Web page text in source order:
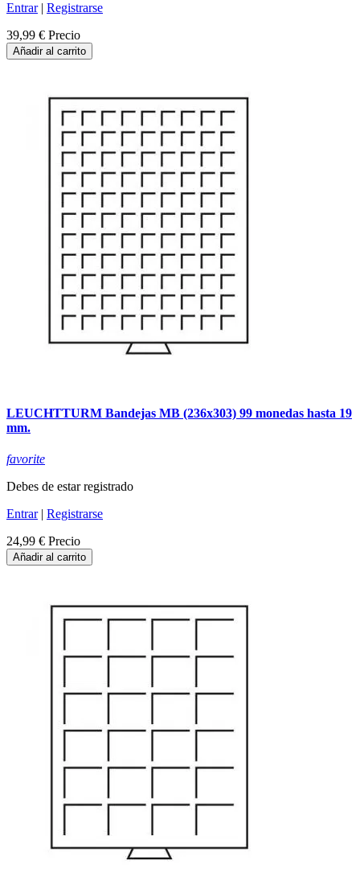
Entrar| Registrarse
39,99 € Precio
Añadir al carrito
LEUCHTTURM Bandejas MB (236x303) 99 monedas hasta 19
mm.
favorite
Debes de estar registrado
Entrar| Registrarse
24,99 € Precio
Añadir al carrito